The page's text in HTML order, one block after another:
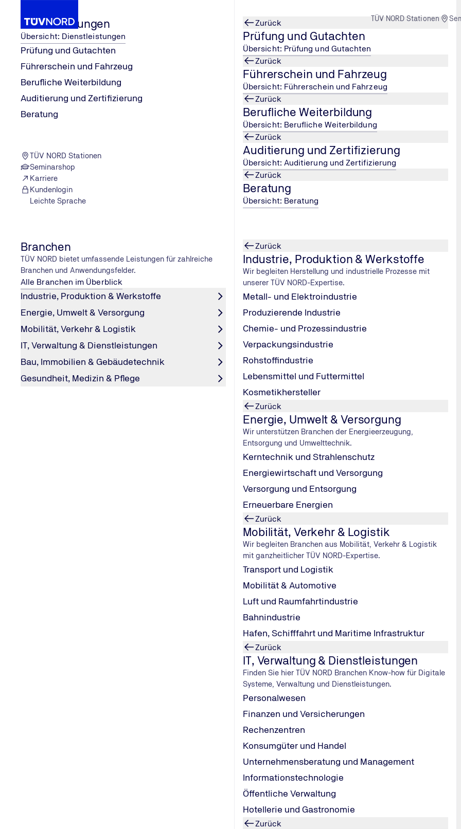
TÜV NORD Stationen
Dienstleistungen
Übersicht: Dienstleistungen
Prüfung und Gutachten
Führerschein und Fahrzeug
Berufliche Weiterbildung
Auditierung und Zertifizierung
Beratung
TÜV NORD Stationen
Seminarshop
Karriere
Kundenlogin
Leichte Sprache
Zurück
Prüfung und Gutachten
Übersicht: Prüfung und Gutachten
Zurück
Führerschein und Fahrzeug
Übersicht: Führerschein und Fahrzeug
Zurück
Berufliche Weiterbildung
Übersicht: Berufliche Weiterbildung
Zurück
Auditierung und Zertifizierung
Übersicht: Auditierung und Zertifizierung
Zurück
Beratung
Übersicht: Beratung
Branchen
TÜV NORD bietet umfassende Leistungen für zahlreiche
Branchen und Anwendungsfelder.
Alle Branchen im Überblick
Industrie, Produktion & Werkstoffe
Energie, Umwelt & Versorgung
Mobilität, Verkehr & Logistik
IT, Verwaltung & Dienstleistungen
Bau, Immobilien & Gebäudetechnik
Gesundheit, Medizin & Pflege
Zurück
Industrie, Produktion & Werkstoffe
Wir begleiten Herstellung und industrielle Prozesse mit
unserer TÜV NORD-Expertise.
Metall- und Elektroindustrie
Produzierende Industrie
Chemie- und Prozessindustrie
Verpackungsindustrie
Rohstoffindustrie
Lebensmittel und Futtermittel
Kosmetikhersteller
Zurück
Energie, Umwelt & Versorgung
Wir unterstützen Branchen der Energieerzeugung,
Entsorgung und Umwelttechnik.
Kerntechnik und Strahlenschutz
Energiewirtschaft und Versorgung
Versorgung und Entsorgung
Erneuerbare Energien
Zurück
Mobilität, Verkehr & Logistik
Wir begleiten Branchen aus Mobilität, Verkehr & Logistik
mit ganzheitlicher TÜV NORD-Expertise.
Transport und Logistik
Mobilität & Automotive
Luft und Raumfahrtindustrie
Bahnindustrie
Hafen, Schifffahrt und Maritime Infrastruktur
Zurück
IT, Verwaltung & Dienstleistungen
Finden Sie hier TÜV NORD Branchen Know-how für Digitale
Systeme, Verwaltung und Dienstleistungen.
Personalwesen
Finanzen und Versicherungen
Rechenzentren
Konsumgüter und Handel
Unternehmensberatung und Management
Informationstechnologie
Öffentliche Verwaltung
Hotellerie und Gastronomie
Zurück
Home
Aufzugprüfung in der Elbphilha
rmonie
HOCH HINAUS!
Aufzugprüfung in der Elbphilharmonie
31 Aufzüge befördern Gäste der Elbphilharmonie. Kay thom Suden hat
sie alle geprüft. Im #explore-Interview berichtet er von der
In Hamburg wurde mit der Eröffnungsfeier am 11. und 12. Januar ein neues Wahrzeichen der Stadt eingeweiht:
vor allem Konzerthaus, dazu kommen ein Fünf-Sterne-Hotel, Gastronomie-Betriebe und gehobene
wurden von Kay thom Suden von TÜV NORD geprüft. Im #explore-Interview erklärt er den Prüfprozess und
Diese Woche wurde die Elbphilharmonie offiziell eröffnet. Seit wann haben Sie das Projekt begleitet?
Die ersten Anfragen kamen 2007. Damals erarbeiteten die Architekten verschiedene Möglichkeiten, die
bewertet, ob das so umsetzbar ist. Meistens mussten wir aber sagen: Nein. (lacht)
Vierteljahr nicht auf der Baustelle und dann wieder drei Wochen am Stück, je nach Baufortschritt.
31 insgesamt. Dazu zählen neben klassischen Personenaufzügen zum Beispiel Feuerwehraufzüge, die in bestimmten
hohe Stockwerke zu bringen. Dazu kommen große Lastenaufzüge und kleine ‚Suppenbagger‘ – Güteraufzüge für die
Nein, das war wirklich hochinteressant und ich bin froh, dass ich mitarbeiten durfte. Zehn Jahre lang ein Projekt zu
Und auch fachlich war es sehr spannend, denn es gibt dort unterschiedliche Anlagen mit sehr hohen
Tragkraft bis 4 Tonnen. Außerdem mussten die Aufzüge immer wieder an den Stand der Technik angepasst werden.